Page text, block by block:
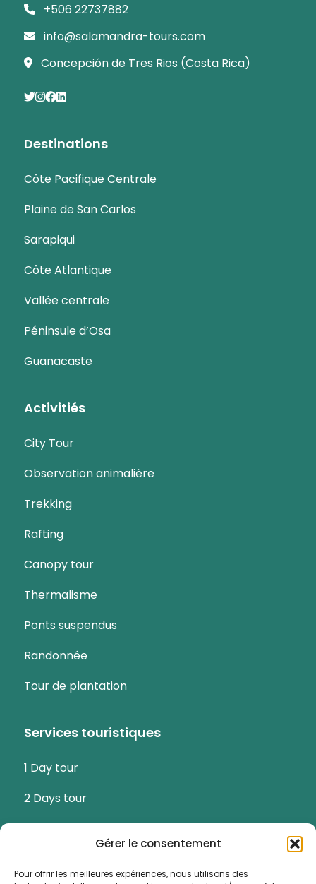
Gérer le consentement
Pour offrir les meilleures expériences, nous utilisons des
+506 22737882
info@salamandra-tours.com
Concepción de Tres Rios (Costa Rica)
Destinations
Côte Pacifique Centrale
Plaine de San Carlos
Sarapiqui
Côte Atlantique
Vallée centrale
Péninsule d’Osa
Guanacaste
Activitiés
City Tour
Observation animalière
Trekking
Rafting
Canopy tour
Thermalisme
Ponts suspendus
Randonnée
Tour de plantation
Services touristiques
1 Day tour
2 Days tour
3 Days tour